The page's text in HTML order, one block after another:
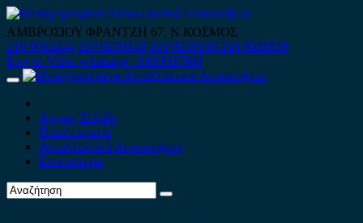
Skip
to
content
ΑΜΒΡΟΣΙΟΥ ΦΡΑΝΤΖΗ 67, Ν.ΚΟΣΜΟΣ
210 9012444 210 9239148 210 9238158 210 9026839
Κινητό-Viber-whatsapp : 6980507900
Primary
Αρχική Σελίδα
Ποιοί είμαστε
Ανταλλακτικά Αυτοκινήτων
Επικοινωνία